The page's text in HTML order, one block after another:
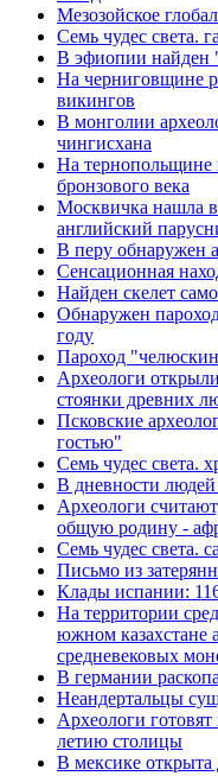
Мезозойское
Семь чудес света.
В эфиопии найден
На черниговщине
викингов
В монголии
чингисхана
На тернопольщине
бронзового века
Москвичка нашла в
английский
В перу обнаружен
Сенсационная
Найден скелет
Обнаружен
году
Пароход
Археологи
стоянки древних
Псковские
гостью"
Семь чудес света.
В дневности
Археологи
общую родину -
Семь чудес света.
Письмо из
Клады испании:
На территории
южном казахстане
средневековых
В германии
Неандертальцы
Археологи
летию столицы
В мексике открыта